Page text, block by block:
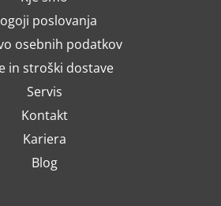
poslovanja
osebnih podatkov
in stroški dostave
Servis
Kontakt
Kariera
Blog